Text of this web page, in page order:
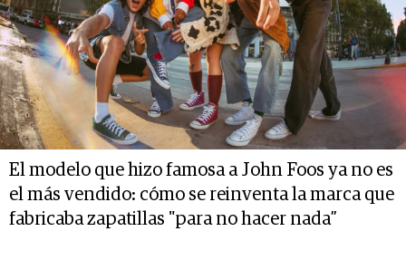
El modelo que hizo famosa a John Foos ya no es
el más vendido: cómo se reinventa la marca que
fabricaba zapatillas "para no hacer nada”